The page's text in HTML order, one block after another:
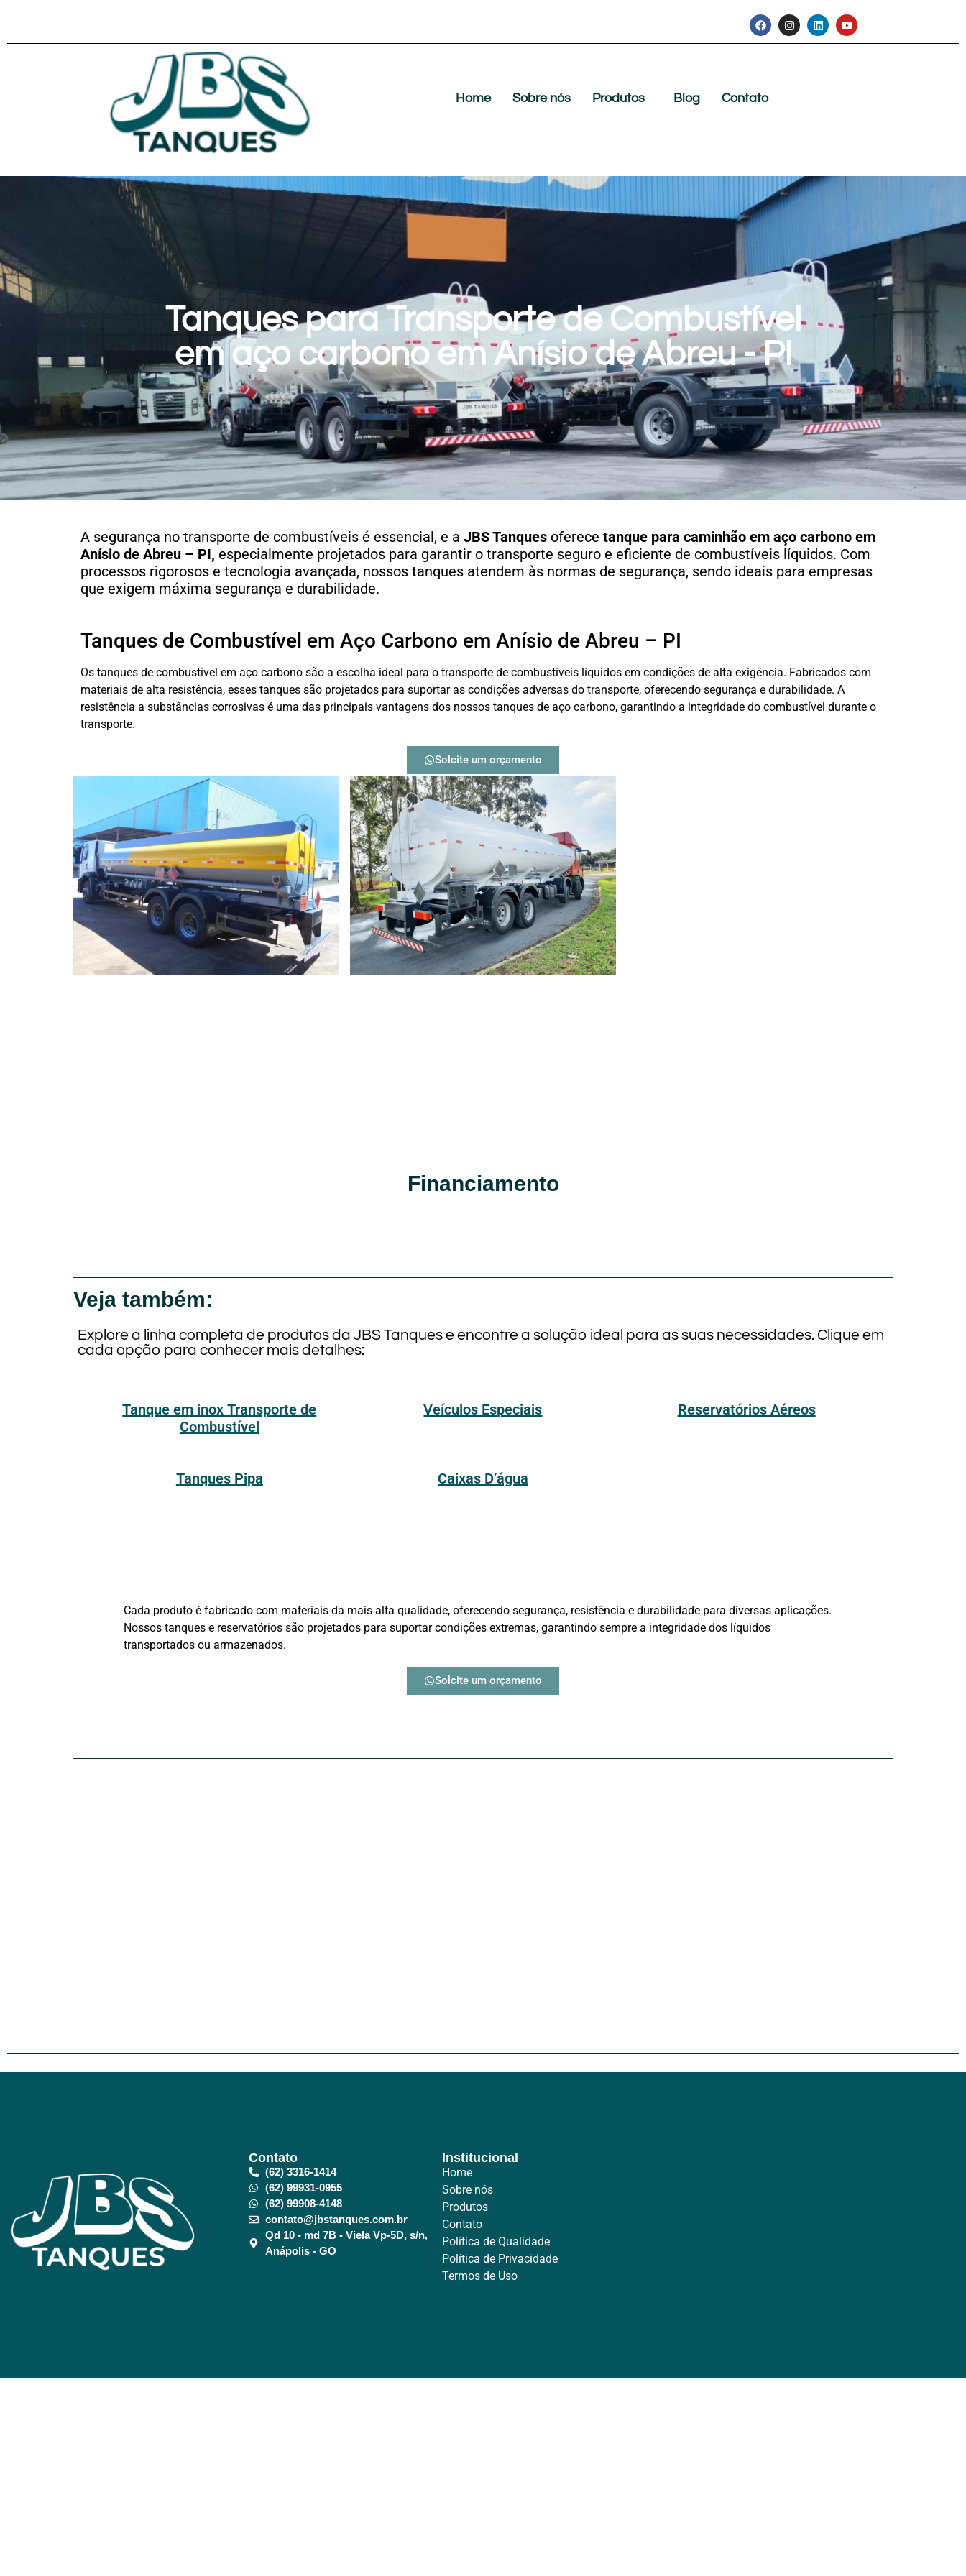
Home Sobre nós Produtos Blog Contato
Tanques para Transporte de Combustível
em aço carbono em Anísio de Abreu - PI
A segurança no transporte de combustíveis é essencial, e a JBS Tanques oferece tanque para caminhão em aço carbono em
Anísio de Abreu – PI, especialmente projetados para garantir o transporte seguro e eficiente de combustíveis líquidos. Com
processos rigorosos e tecnologia avançada, nossos tanques atendem às normas de segurança, sendo ideais para empresas
que exigem máxima segurança e durabilidade.
Tanques de Combustível em Aço Carbono em Anísio de Abreu – PI
Os tanques de combustível em aço carbono são a escolha ideal para o transporte de combustíveis líquidos em condições de alta exigência. Fabricados com
materiais de alta resistência, esses tanques são projetados para suportar as condições adversas do transporte, oferecendo segurança e durabilidade. A
resistência a substâncias corrosivas é uma das principais vantagens dos nossos tanques de aço carbono, garantindo a integridade do combustível durante o
transporte.
Solcite um orçamento
Financiamento
Veja também:
Explore a linha completa de produtos da JBS Tanques e encontre a solução ideal para as suas necessidades. Clique em
cada opção para conhecer mais detalhes:
Tanque em inox Transporte de
Combustível
Veículos Especiais Reservatórios Aéreos
Tanques Pipa Caixas D’água
Cada produto é fabricado com materiais da mais alta qualidade, oferecendo segurança, resistência e durabilidade para diversas aplicações.
Nossos tanques e reservatórios são projetados para suportar condições extremas, garantindo sempre a integridade dos líquidos
transportados ou armazenados.
Solcite um orçamento
Contato
(62) 3316-1414
(62) 99931-0955
(62) 99908-4148
contato@jbstanques.com.br
Qd 10 - md 7B - Viela Vp-5D, s/n,
Anápolis - GO
Institucional
Home
Sobre nós
Produtos
Contato
Política de Qualidade
Política de Privacidade
Termos de Uso